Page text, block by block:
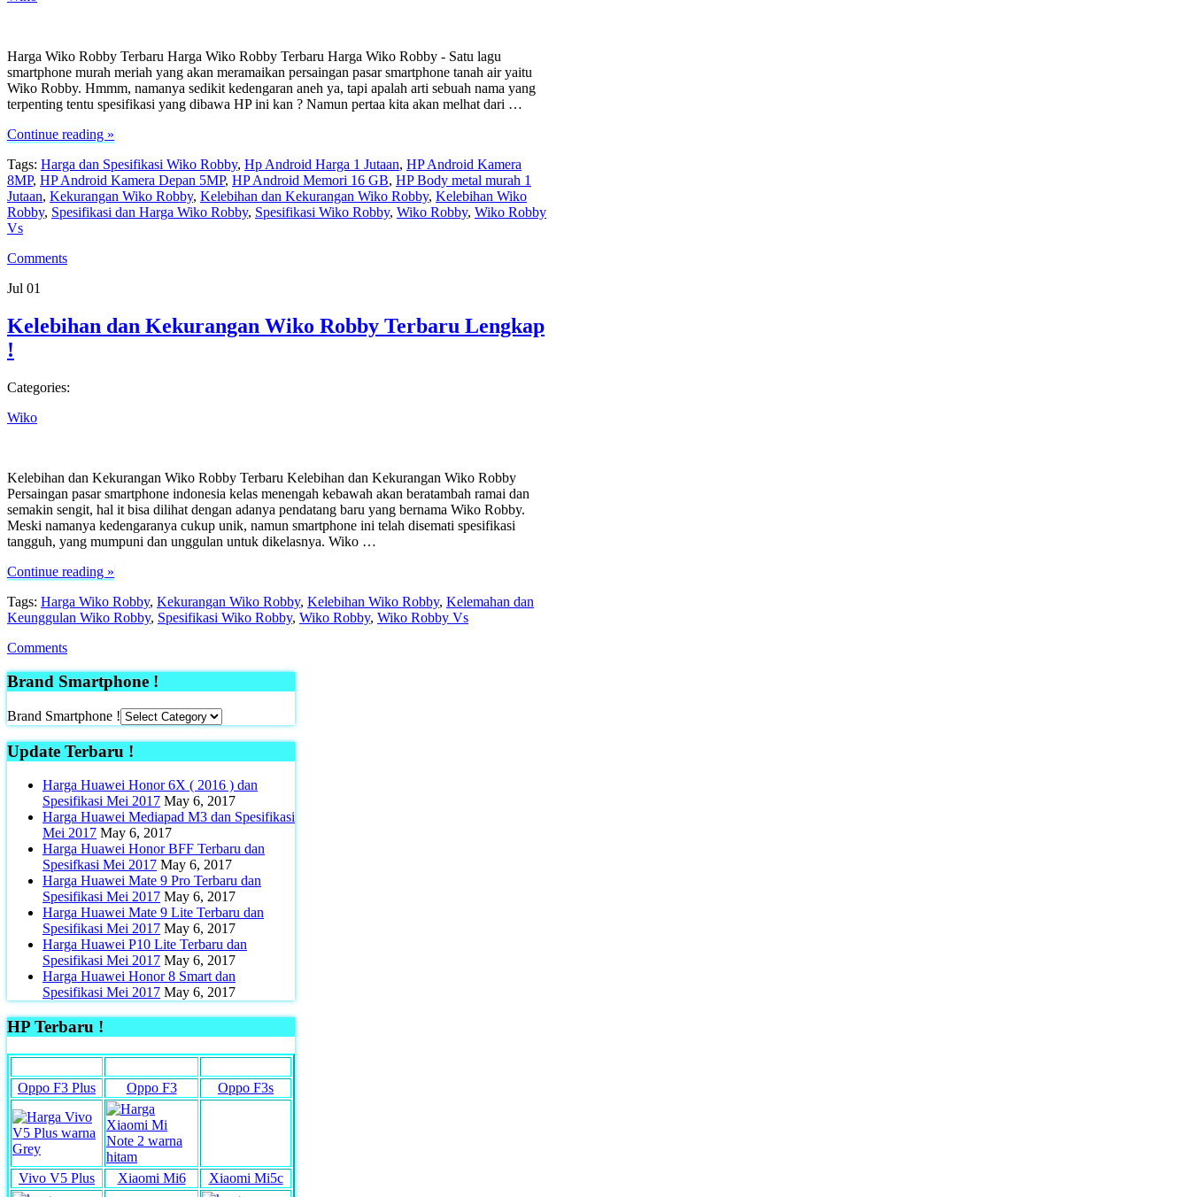
Harga Wiko Robby Terbaru Harga Wiko Robby Terbaru Harga Wiko Robby - Satu lagu
smartphone murah meriah yang akan meramaikan persaingan pasar smartphone tanah air yaitu
Wiko Robby. Hmmm, namanya sedikit kedengaran aneh ya, tapi apalah arti sebuah nama yang
terpenting tentu spesifikasi yang dibawa HP ini kan ? Namun pertaa kita akan melhat dari …
Continue reading »
Tags: Harga dan Spesifikasi Wiko Robby, Hp Android Harga 1 Jutaan, HP Android Kamera
8MP, HP Android Kamera Depan 5MP, HP Android Memori 16 GB, HP Body metal murah 1
Jutaan, Kekurangan Wiko Robby, Kelebihan dan Kekurangan Wiko Robby, Kelebihan Wiko
Robby, Spesifikasi dan Harga Wiko Robby, Spesifikasi Wiko Robby, Wiko Robby, Wiko Robby
Vs
Comments
Jul 01
Kelebihan dan Kekurangan Wiko Robby Terbaru Lengkap
!
Categories:
Wiko
Kelebihan dan Kekurangan Wiko Robby Terbaru Kelebihan dan Kekurangan Wiko Robby
Persaingan pasar smartphone indonesia kelas menengah kebawah akan beratambah ramai dan
semakin sengit, hal it bisa dilihat dengan adanya pendatang baru yang bernama Wiko Robby.
Meski namanya kedengaranya cukup unik, namun smartphone ini telah disemati spesifikasi
tangguh, yang mumpuni dan unggulan untuk dikelasnya. Wiko …
Continue reading »
Tags: Harga Wiko Robby, Kekurangan Wiko Robby, Kelebihan Wiko Robby, Kelemahan dan
Keunggulan Wiko Robby, Spesifikasi Wiko Robby, Wiko Robby, Wiko Robby Vs
Comments
Brand Smartphone !
Brand Smartphone !
Update Terbaru !
Harga Huawei Honor 6X ( 2016 ) dan
Spesifikasi Mei 2017 May 6, 2017
Harga Huawei Mediapad M3 dan Spesifikasi
Mei 2017 May 6, 2017
Harga Huawei Honor BFF Terbaru dan
Spesifkasi Mei 2017 May 6, 2017
Harga Huawei Mate 9 Pro Terbaru dan
Spesifikasi Mei 2017 May 6, 2017
Harga Huawei Mate 9 Lite Terbaru dan
Spesifikasi Mei 2017 May 6, 2017
Harga Huawei P10 Lite Terbaru dan
Spesifikasi Mei 2017 May 6, 2017
Harga Huawei Honor 8 Smart dan
Spesifikasi Mei 2017 May 6, 2017
HP Terbaru !
Oppo F3 Plus Oppo F3 Oppo F3s
Vivo V5 Plus Xiaomi Mi6 Xiaomi Mi5c